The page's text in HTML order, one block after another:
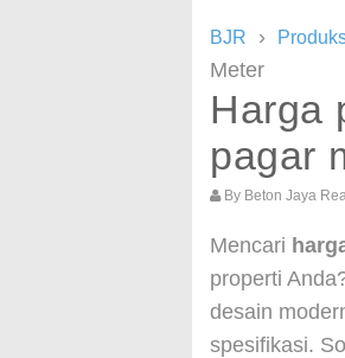
BJR ›
Meter
Harga
pagar
By Beton Jaya
Mencari
properti
desain
spesifikasi.